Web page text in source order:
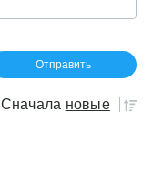
Сначала новые